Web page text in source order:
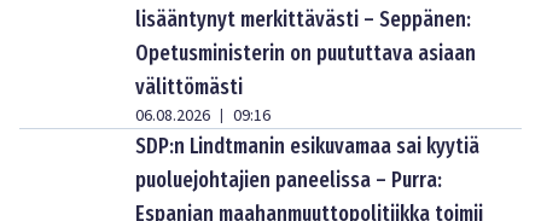
lisääntynyt merkittävästi – Seppänen:
Opetusministerin on puututtava asiaan
välittömästi
06.08.2026 | 09:16
SDP:n Lindtmanin esikuvamaa sai kyytiä
puoluejohtajien paneelissa – Purra:
Espanjan maahanmuuttopolitiikka toimii